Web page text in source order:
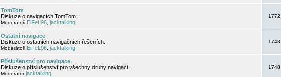
TomTom
Diskuze o navigacích TomTom.
Moderátoři EiFeL96 jacktalking
1772
Ostatní navigace
Diskuze o ostatních navigačních řešeních.
Moderátoři EiFeL96 jacktalking
1748
Příslušenství pro navigace
Diskuze o příslušenství pro všechny druhy navigací.
Moderátorjacktalking
1748